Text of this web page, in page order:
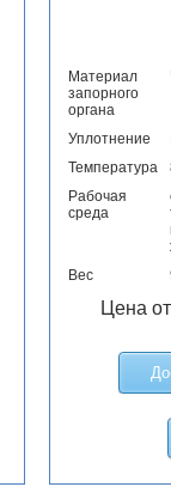
Материал
запорного
органа
Уплотнение
Температура
Рабочая
среда
Вес
Цена